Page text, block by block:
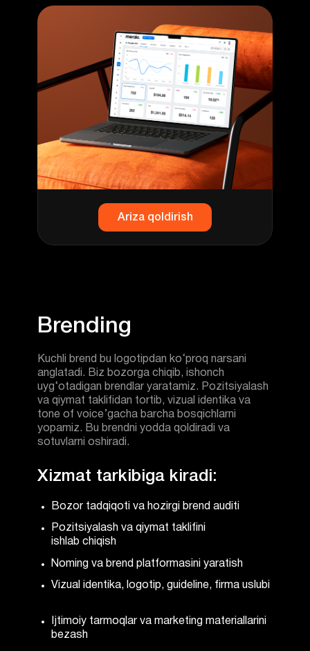
Ariza qoldirish
Kuchli brend bu logotipdan ko‘proq narsani
anglatadi. Biz bozorga chiqib, ishonch
uyg‘otadigan brendlar yaratamiz. Pozitsiyalash
va qiymat taklifidan tortib, vizual identika va
tone of voice’gacha barcha bosqichlarni
yopamiz. Bu brendni yodda qoldiradi va
sotuvlarni oshiradi.
Xizmat tarkibiga kiradi:
Bozor tadqiqoti va hozirgi brend auditi
Pozitsiyalash va qiymat taklifini
ishlab chiqish
Noming va brend platformasini yaratish
Vizual identika, logotip, guideline, firma uslubi
Ijtimoiy tarmoqlar va marketing materiallarini
bezash